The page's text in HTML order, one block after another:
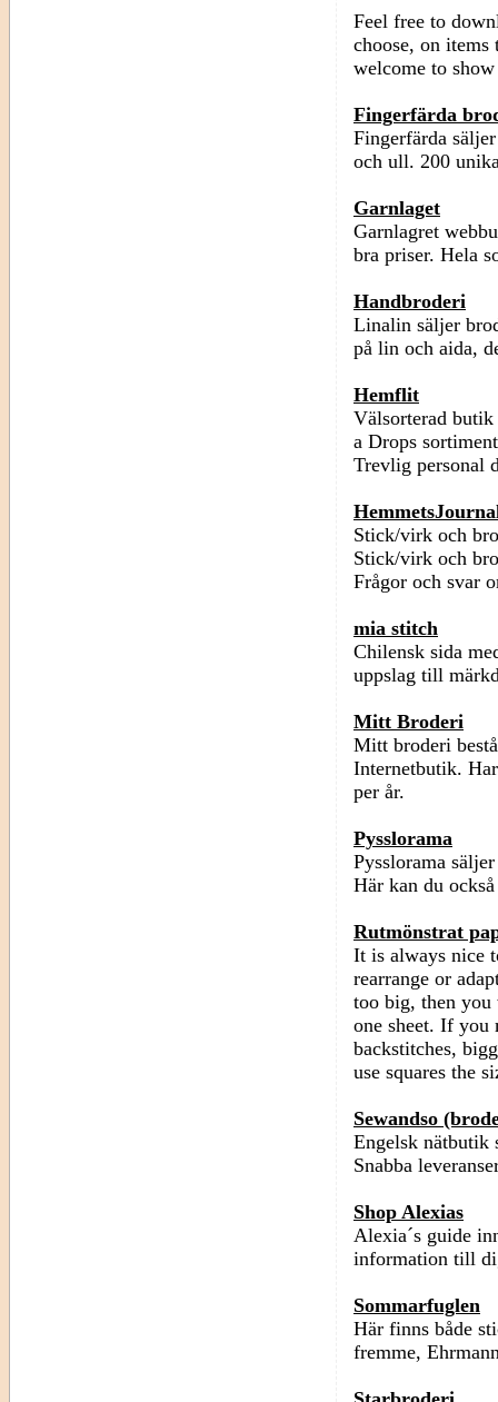
Feel free to
choose, on
welcome to
Fingerfärda
Fingerfärda
och ull. 200
Garnlaget
Garnlagret
bra priser. Hela
Handbroderi
Linalin säljer
på lin och aida,
Hemflit
Välsorterad
a Drops
Trevlig personal
Stick/virk och
Stick/virk och
Frågor och svar
mia stitch
Chilensk sida
uppslag till
Mitt Broderi
Mitt broderi
Internetbutik.
per år.
Pysslorama
Pysslorama
Här kan du
Rutmönstrat
It is always nice
rearrange or
too big, then you
one sheet. If you
backstitches,
use squares the
Sewandso
Engelsk nätbutik
Snabba
Shop Alexias
Alexia´s guide
information till
Sommarfuglen
Här finns både
fremme,